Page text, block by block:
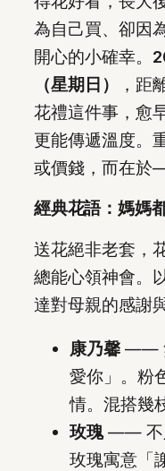
為自己買、卻因
開心的小確幸。
（星期日）
，距
花禮這件事，愈
更能傳遞溫度。
或價錢，而在於
經典花語：媽媽
送花絕非老套，
總能心領神會。
達對母親的感謝
康乃馨 ——
愛你」。粉
情。混搭幾
玫瑰—— 不
玫瑰寓意「